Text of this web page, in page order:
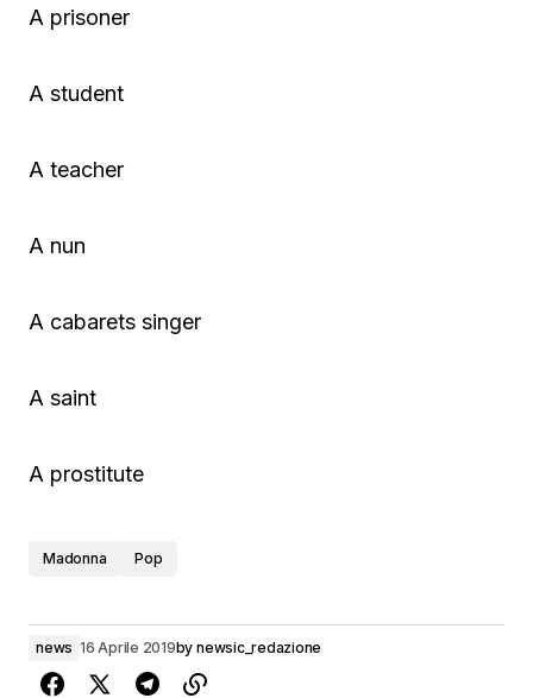
A prisoner
A student
A teacher
A nun
A cabarets singer
A saint
A prostitute
Madonna Pop
news 16 Aprile 2019by newsic_redazione